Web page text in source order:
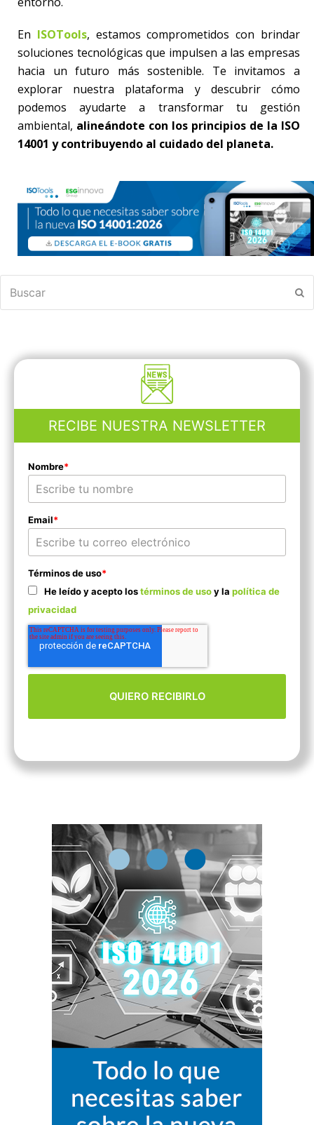
En ISOTools, estamos comprometidos con brindar
soluciones tecnológicas que impulsen a las empresas
hacia un futuro más sostenible. Te invitamos a
explorar nuestra plataforma y descubrir cómo
podemos ayudarte a transformar tu gestión
ambiental, alineándote con los principios de la ISO
14001 y contribuyendo al cuidado del planeta.
RECIBE NUESTRA NEWSLETTER
Nombre*
Email*
Términos de uso*
He leído y acepto lostérminos de usoy la política de
privacidad